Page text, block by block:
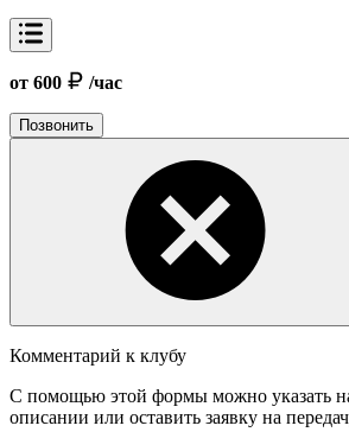
от 600 /час
Позвонить
Комментарий к клубу
С помощью этой формы можно указать
описании или оставить заявку на